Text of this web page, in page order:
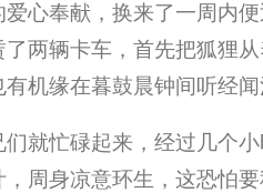
心奉献，换来了一周内
了两辆卡车，首先把狐狸
机缘在暮鼓晨钟间听经
们就忙碌起来，经过几个
，周身凉意环生，这恐怕